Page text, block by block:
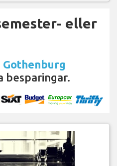
eller
Gothenburg
besparingar.